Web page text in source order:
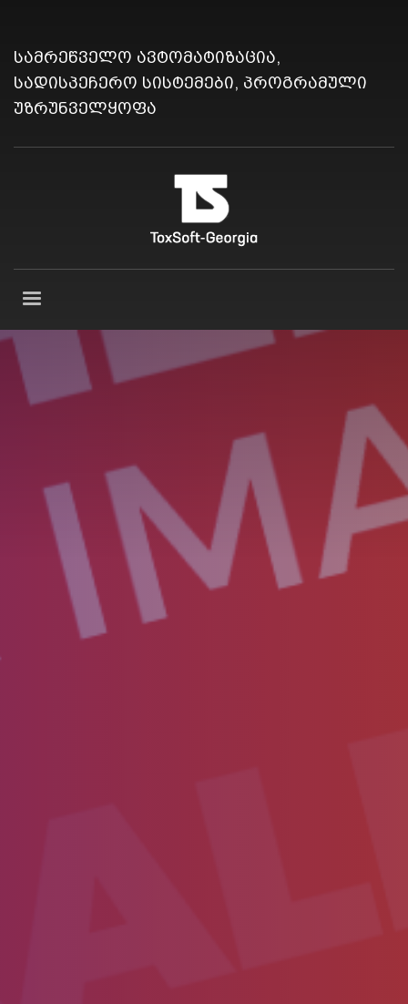
სამრეწველო ავტომატიზაცია,
სადისპეჩერო სისტემები, პროგრამული
უზრუნველყოფა